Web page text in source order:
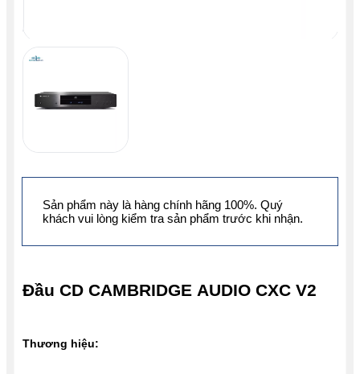
Đầu CD CAMBRIDGE AUDIO CXC V2
Thương hiệu:
Sản phẩm này là hàng chính hãng 100%. Quý
khách vui lòng kiểm tra sản phẩm trước khi nhận.